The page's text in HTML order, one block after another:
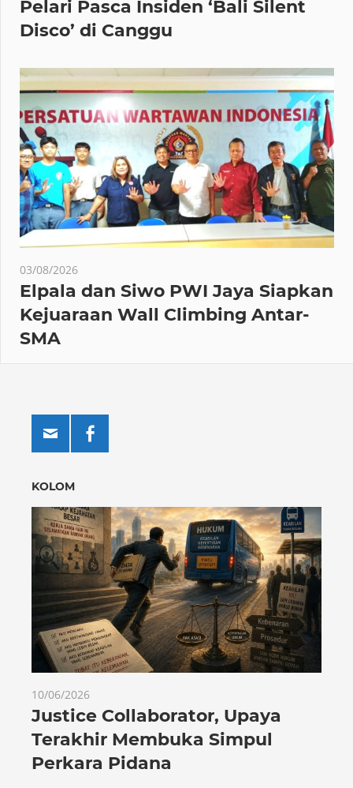
Pelari Pasca Insiden ‘Bali Silent
Disco’ di Canggu
03/08/2026
Elpala dan Siwo PWI Jaya Siapkan
Kejuaraan Wall Climbing Antar-
SMA
KOLOM
10/06/2026
Justice Collaborator, Upaya
Terakhir Membuka Simpul
Perkara Pidana